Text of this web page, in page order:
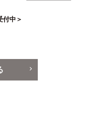
付中＞